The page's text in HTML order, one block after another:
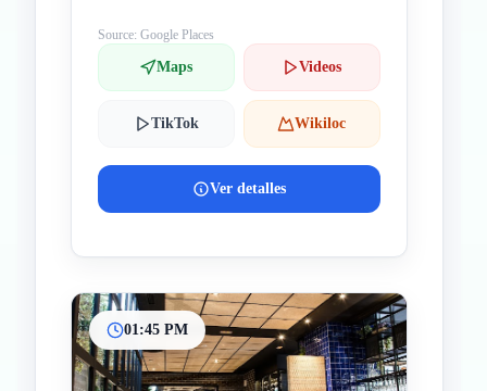
Source: Google Places
Maps Videos
TikTok Wikiloc
Ver detalles
01:45 PM